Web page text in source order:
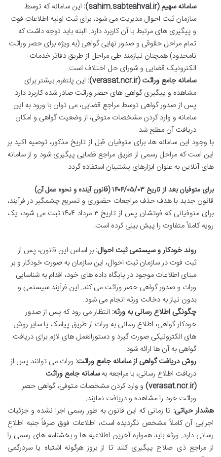
سامانه سهیم (sahim.sabteahval.ir):
این سامانه که توسط
سازمان ثبت احوال مدیریت می شود، برای ثبت اولیه اطلاعات فوت
و پیگیری های مرتبط با آن کاربرد دارد. البته باید توجه داشت که
تمام مراحل حقوقی و صدور نهایی گواهی (به ویژه برای حصر وراثت
نامحدود) همچنان نیازمند طی مراحل از طریق دفاتر خدمات
الکترونیک قضایی و شورای حل اختلاف است.
سامانه جامع وراثت (verasat.ncr.ir):
این پلتفرم بیشتر برای
مشاهده و پیگیری گواهی های حصر وراثت صادر شده کاربرد دارد.
پس از صدور گواهی توسط مراجع قضایی، می توان با ورود به این
سامانه و وارد کردن مشخصات متوفی، از وضعیت گواهی و امکان
دریافت آن مطلع شد.
با وجود این سامانه ها، برای متوفیان قبل از تاریخ مذکور، توصیه اکید بر
این است که مراحل رسمی از طریق مراجع قضایی پیگیری شود و از سامانه
های آنلاین به عنوان ابزارهای پشتیبان استفاده گردد.
برای متوفیان بعد از تاریخ ۱۴۰۴/۰۵/۰۳ (قانون آینده و نحوه عمل آن)
قانون جدید با هدف حذف مراجعات حضوری و تسریع چشمگیر در فرآیند،
برای متوفیانی که فوتشان پس از تاریخ ۳ مرداد ۱۴۰۴ ثبت می شود، یک
رویه کاملاً متفاوت را پیش بینی کرده است.
روند خودکار و سیستمی ثبت احوال: بر اساس این قانون، پس از
ثبت فوت در سازمان ثبت احوال، این سازمان به صورت خودکار و بر
مبنای اطلاعات موجود در پایگاه داده های خود، اقدام به شناسایی
وراث و صدور گواهی حصر وراثت می کند. این فرآیند سیستمی و
بدون نیاز به دخالت ورثه انجام می شود.
چگونگی اطلاع رسانی به ورثه: انتظار می رود که پس از صدور
خودکار گواهی، اطلاع رسانی به وراث از طریق پیامک یا سایر روش
های الکترونیکی صورت گیرد و دستورالعمل های لازم برای دریافت
گواهی به آن ها ارائه شود.
روش دریافت گواهی از سامانه جامع وراثت: وراث می توانند پس از
دریافت اطلاع رسانی، با مراجعه بهسامانه جامع وراثت
(verasat.ncr.ir)
و وارد کردن مشخصات متوفی، گواهی حصر
وراثت خود را مشاهده و دریافت نمایند.
هشدار حیاتی: تا زمانی که این قانون به طور رسمی اجرا نشده و جزئیات
اجرایی آن کاملاً مشخص نگردیده است، اطلاعات فوق صرفاً جنبه اطلاع
رسانی دارد. ورثه باید همواره آخرین اطلاعیه ها و بخشنامه های رسمی را
از مراجع ذی صلاح پیگیری کنند تا از بروز هرگونه اشتباه یا سردرگمی